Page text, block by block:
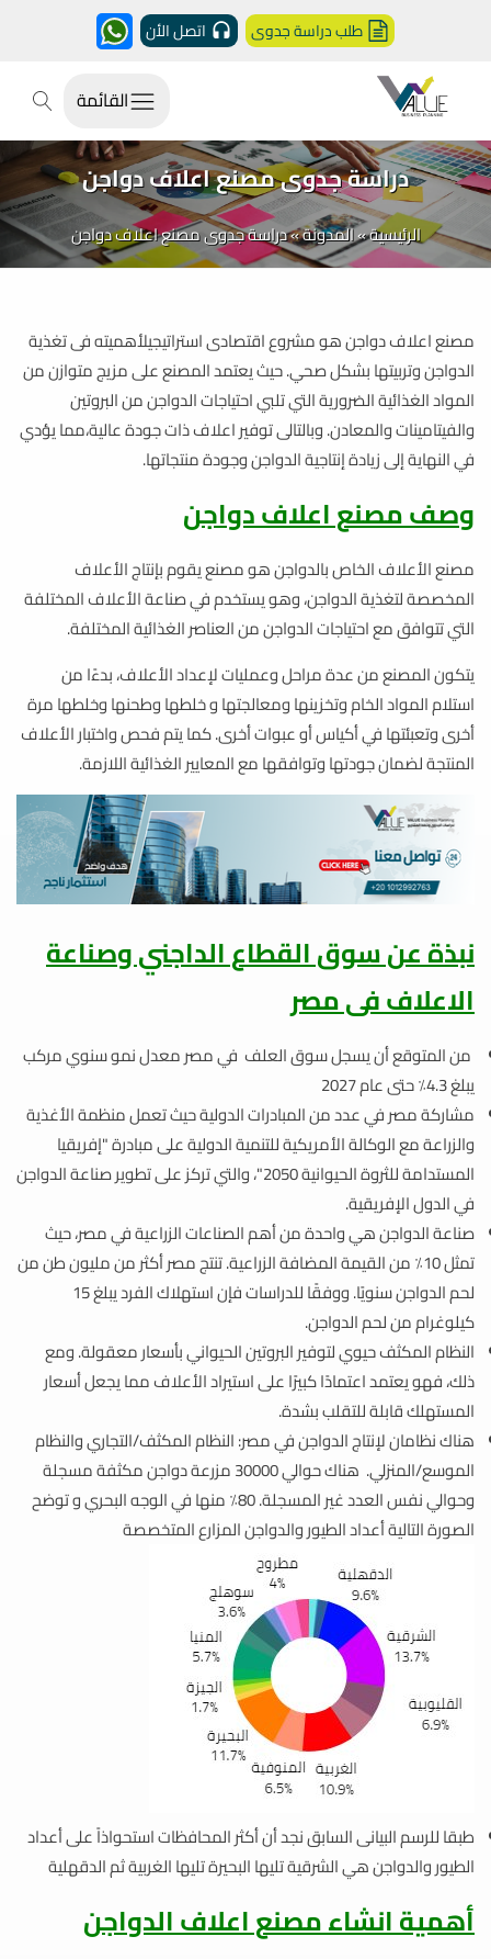
طلب دراسة جدوى اتصل الأن
القائمة
دراسة جدوى مصنع اعلاف دواجن
الرئيسية»المدونة»دراسة جدوى مصنع اعلاف دواجن
مصنع اعلاف دواجن هو مشروع اقتصادى استراتيجيلأهميته فى تغذية
الدواجن وتربيتها بشكل صحي. حيث يعتمد المصنع على مزيج متوازن من
المواد الغذائية الضرورية التي تلبي احتياجات الدواجن من البروتين
والفيتامينات والمعادن. وبالتالى توفير اعلاف ذات جودة عالية،مما يؤدي
في النهاية إلى زيادة إنتاجية الدواجن وجودة منتجاتها.
وصف مصنع اعلاف دواجن
مصنع الأعلاف الخاص بالدواجن هو مصنع يقوم بإنتاج الأعلاف
المخصصة لتغذية الدواجن، وهو يستخدم في صناعة الأعلاف المختلفة
التي تتوافق مع احتياجات الدواجن من العناصر الغذائية المختلفة.
يتكون المصنع من عدة مراحل وعمليات لإعداد الأعلاف، بدءًا من
استلام المواد الخام وتخزينها ومعالجتها و خلطها وطحنها وخلطها مرة
أخرى وتعبئتها في أكياس أو عبوات أخرى. كما يتم فحص واختبار الأعلاف
المنتجة لضمان جودتها وتوافقها مع المعايير الغذائية اللازمة.
نبذة عن سوق القطاع الداجني وصناعة
الاعلاف فى مصر
من المتوقع أن يسجل سوق العلف في مصر معدل نمو سنوي مركب
يبلغ 4.3٪ حتى عام 2027
مشاركة مصر في عدد من المبادرات الدولية حيث تعمل منظمة الأغذية
والزراعة مع الوكالة الأمريكية للتنمية الدولية على مبادرة "إفريقيا
المستدامة للثروة الحيوانية 2050"، والتي تركز على تطوير صناعة الدواجن
في الدول الإفريقية.
صناعة الدواجن هي واحدة من أهم الصناعات الزراعية في مصر، حيث
تمثل 10٪ من القيمة المضافة الزراعية. تنتج مصر أكثر من مليون طن من
لحم الدواجن سنويًا. ووفقًا للدراسات فإن استهلاك الفرد يبلغ 15
كيلوغرام من لحم الدواجن.
النظام المكثف حيوي لتوفير البروتين الحيواني بأسعار معقولة. ومع
ذلك، فهو يعتمد اعتمادًا كبيرًا على استيراد الأعلاف مما يجعل أسعار
المستهلك قابلة للتقلب بشدة.
هناك نظامان لإنتاج الدواجن في مصر: النظام المكثف/التجاري والنظام
الموسع/المنزلي. هناك حوالي 30000 مزرعة دواجن مكثفة مسجلة
وحوالي نفس العدد غير المسجلة. 80٪ منها في الوجه البحري و توضح
الصورة التالية أعداد الطيور والدواجن المزارع المتخصصة
طبقا للرسم البيانى السابق نجد أن أكثر المحافظات استحواذاً على أعداد
الطيور والدواجن هي الشرقية تليها البحيرة تليها الغربية ثم الدقهلية
أهمية انشاء مصنع اعلاف الدواجن